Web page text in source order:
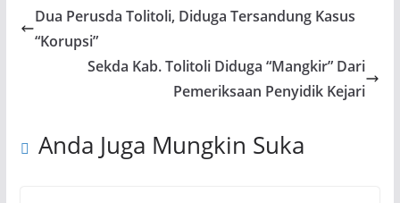
Dua Perusda Tolitoli, Diduga Tersandung Kasus
“Korupsi”
Sekda Kab. Tolitoli Diduga “Mangkir” Dari
Pemeriksaan Penyidik Kejari
Anda Juga Mungkin Suka